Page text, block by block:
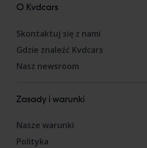
O Kvdcars
Skontaktuj się z nami
Gdzie znaleźć Kvdcars
Nasz newsroom
Zasady i warunki
Nasze warunki
Polityka